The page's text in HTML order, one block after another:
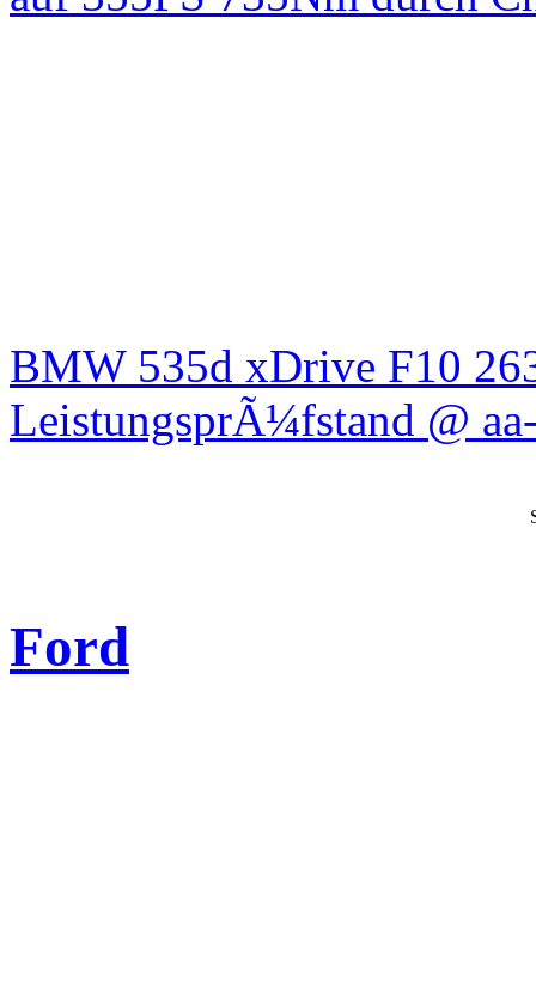
BMW 535d xDrive F10
LeistungsprÃ¼fstand @
Ford